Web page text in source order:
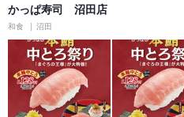
かっぱ寿司 沼田店
和食 沼田